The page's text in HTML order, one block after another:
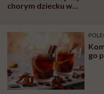
chorym dziecku w
może chyba tylko
wyobraźni"
go